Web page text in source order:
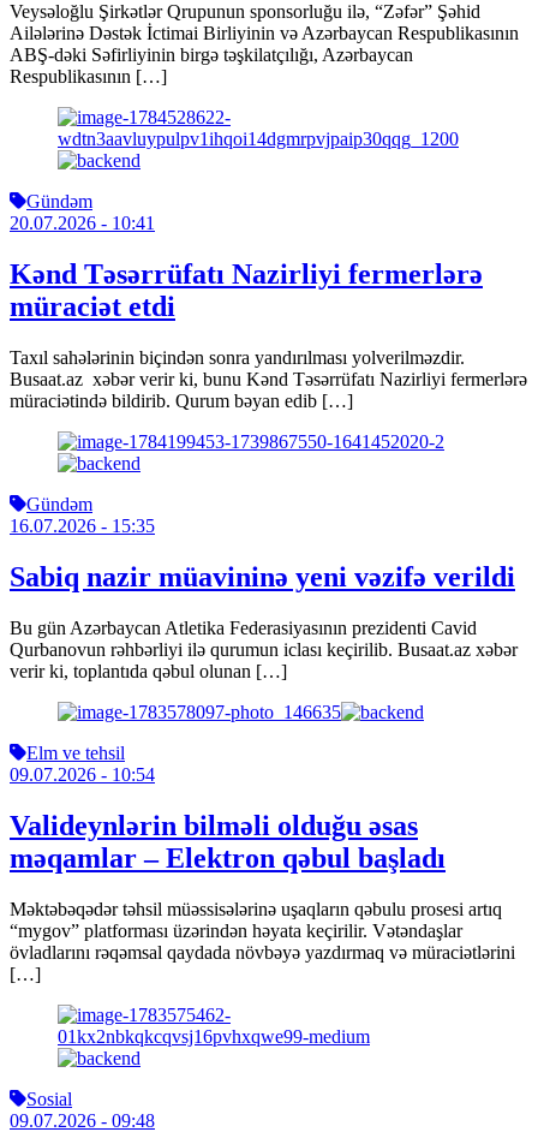
Veysəloğlu Şirkətlər Qrupunun sponsorluğu ilə, “Zəfər” Şəhid
Ailələrinə Dəstək İctimai Birliyinin və Azərbaycan Respublikasının
ABŞ-dəki Səfirliyinin birgə təşkilatçılığı, Azərbaycan
Respublikasının […]
Gündəm
20.07.2026 - 10:41
Kənd Təsərrüfatı Nazirliyi fermerlərə
müraciət etdi
Taxıl sahələrinin biçindən sonra yandırılması yolverilməzdir.
Busaat.az xəbər verir ki, bunu Kənd Təsərrüfatı Nazirliyi fermerlərə
müraciətində bildirib. Qurum bəyan edib […]
Gündəm
16.07.2026 - 15:35
Sabiq nazir müavininə yeni vəzifə verildi
Bu gün Azərbaycan Atletika Federasiyasının prezidenti Cavid
Qurbanovun rəhbərliyi ilə qurumun iclası keçirilib. Busaat.az xəbər
verir ki, toplantıda qəbul olunan […]
Elm ve tehsil
09.07.2026 - 10:54
Valideynlərin bilməli olduğu əsas
məqamlar – Elektron qəbul başladı
Məktəbəqədər təhsil müəssisələrinə uşaqların qəbulu prosesi artıq
“mygov” platforması üzərindən həyata keçirilir. Vətəndaşlar
övladlarını rəqəmsal qaydada növbəyə yazdırmaq və müraciətlərini
[…]
Sosial
09.07.2026 - 09:48